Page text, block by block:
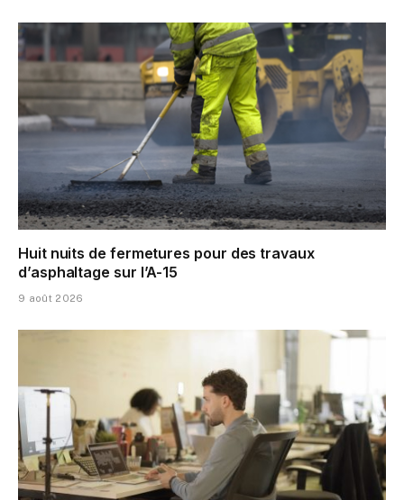
Huit nuits de fermetures pour des travaux
d’asphaltage sur l’A-15
9 août 2026